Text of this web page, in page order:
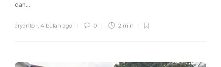
dan...
aryanto -, 4 bulan ago 0 2 min